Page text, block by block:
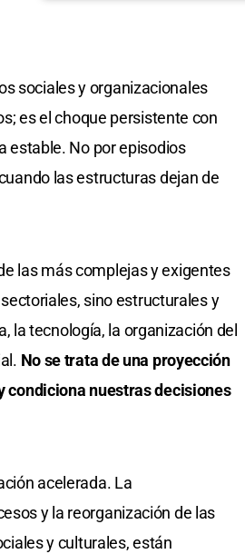
sociales y organizacionales
es el choque persistente con
estable. No por episodios
las estructuras dejan de
las más complejas y exigentes
sino estructurales y
la tecnología, la organización del
No se trata de una proyección
condiciona nuestras decisiones
acelerada. La
y la reorganización de las
y culturales, están